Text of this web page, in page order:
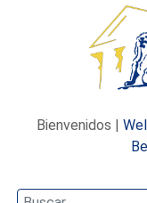
Bienvenidos |